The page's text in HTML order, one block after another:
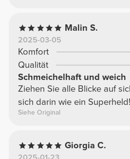
Malin S.
2025-03-05
Komfort
Qualität
Schmeichelhaft und weich
Ziehen Sie alle Blicke auf
sich darin wie ein Superheld!
Siehe Original
Giorgia C.